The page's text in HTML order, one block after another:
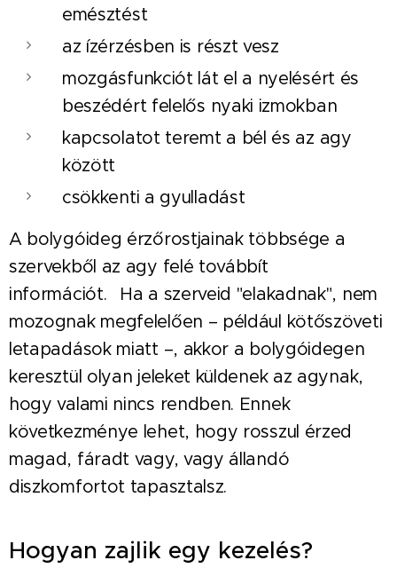
emésztést
az ízérzésben is részt vesz
mozgásfunkciót lát el a nyelésért és
beszédért felelős nyaki izmokban
kapcsolatot teremt a bél és az agy
között
csökkenti a gyulladást⠀
A bolygóideg érzőrostjainak többsége a
szervekből az agy felé továbbít
információt.⠀Ha a szerveid "elakadnak", nem
mozognak megfelelően – például kötőszöveti
letapadások miatt –, akkor a bolygóidegen
keresztül olyan jeleket küldenek az agynak,
hogy valami nincs rendben. Ennek
következménye lehet, hogy rosszul érzed
magad, fáradt vagy, vagy állandó
diszkomfortot tapasztalsz.
Hogyan zajlik egy kezelés?